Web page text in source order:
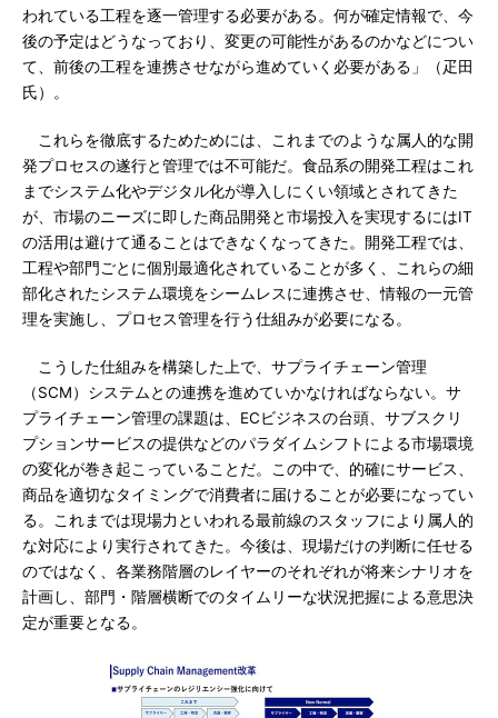
われている工程を逐一管理する必要がある。何が確定情報で、今
後の予定はどうなっており、変更の可能性があるのかなどについ
て、前後の工程を連携させながら進めていく必要がある」（疋田
氏）。
これらを徹底するためためには、これまでのような属人的な開
発プロセスの遂行と管理では不可能だ。食品系の開発工程はこれ
までシステム化やデジタル化が導入しにくい領域とされてきた
が、市場のニーズに即した商品開発と市場投入を実現するにはIT
の活用は避けて通ることはできなくなってきた。開発工程では、
工程や部門ごとに個別最適化されていることが多く、これらの細
部化されたシステム環境をシームレスに連携させ、情報の一元管
理を実施し、プロセス管理を行う仕組みが必要になる。
こうした仕組みを構築した上で、サプライチェーン管理
（SCM）システムとの連携を進めていかなければならない。サ
プライチェーン管理の課題は、ECビジネスの台頭、サブスクリ
プションサービスの提供などのパラダイムシフトによる市場環境
の変化が巻き起こっていることだ。この中で、的確にサービス、
商品を適切なタイミングで消費者に届けることが必要になってい
る。これまでは現場力といわれる最前線のスタッフにより属人的
な対応により実行されてきた。今後は、現場だけの判断に任せる
のではなく、各業務階層のレイヤーのそれぞれが将来シナリオを
計画し、部門・階層横断でのタイムリーな状況把握による意思決
定が重要となる。